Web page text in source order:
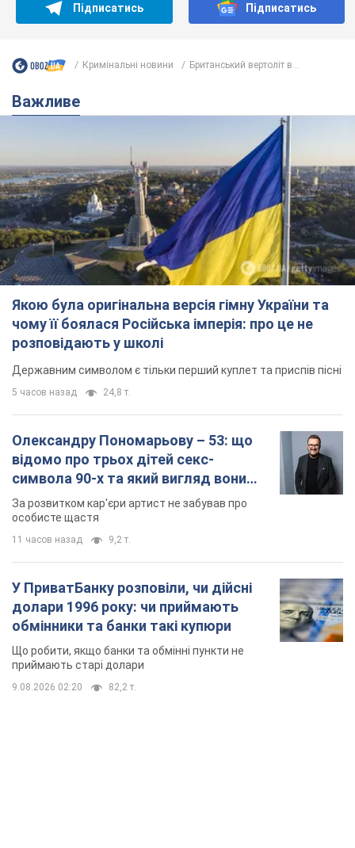
Підписатись Підписатись
Кримінальні новини Британський вертоліт в...
Важливе
Якою була оригінальна версія гімну України та
чому її боялася Російська імперія: про це не
розповідають у школі
Державним символом є тільки перший куплет та приспів пісні
5 часов назад 24,8 т.
Олександру Пономарьову – 53: що
відомо про трьох дітей секс-
символа 90-х та який вигляд вони
мають
За розвитком кар'єри артист не забував про
особисте щастя
11 часов назад 9,2 т.
У ПриватБанку розповіли, чи дійсні
долари 1996 року: чи приймають
обмінники та банки такі купюри
Що робити, якщо банки та обмінні пункти не
приймають старі долари
9.08.2026 02:20 82,2 т.